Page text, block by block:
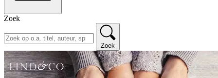
Zoek
Zoek